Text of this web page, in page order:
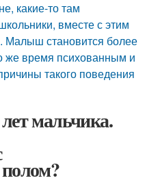
какие-то там
вместе с этим
Малыш становится более
же время психованным и
такого поведения
мальчика.